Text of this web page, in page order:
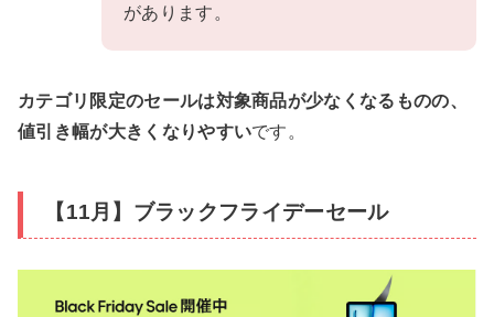
があります。
カテゴリ限定のセールは対象商品が少なくなるものの、
値引き幅が大きくなりやすいです。
【11月】ブラックフライデーセール